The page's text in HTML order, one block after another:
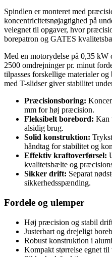
Spindlen er monteret med
koncentricitetsnøjagtighed på
velegnet til opgaver, hvor
borepatron og GATES
Med en motorydelse på 0,35 kW
2500 omdrejninger pr. minut
tilpasses forskellige materialer
med T-slidser giver stabilitet
Præcisionsboring:
mm for høj præcision.
Fleksibelt borebord: Kan
alsidig brug.
Solid konstruktion:
håndtag for stabilitet og
Effektiv kraftoverførsel:
kvalitetsbælte og
Sikker drift: Separat
sikkerhedsspænding.
Fordele og ulemper
Høj præcision og stabil
Justerbart og drejeligt
Robust konstruktion i
Kompakt størrelse egnet